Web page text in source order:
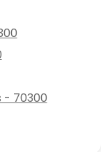
- 70300